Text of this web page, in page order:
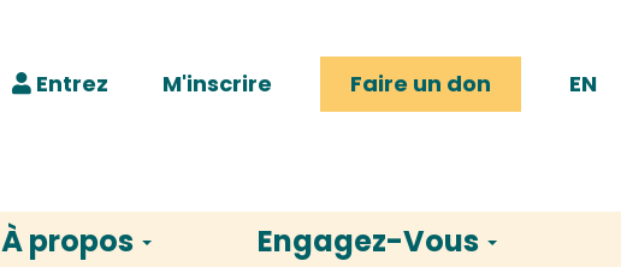
Entrez M'inscrire Faire un don EN
À propos Engagez-Vous